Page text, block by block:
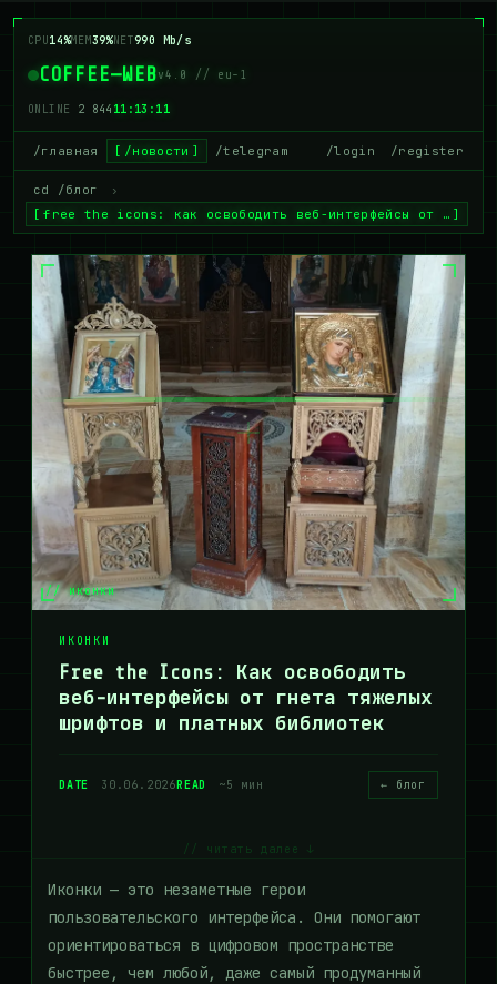
CPU21%MEM40%NET967 Mb/s
COFFEE—WEBv4.0 // eu-1
ONLINE 2 850 11:13:12
/главная /новости /telegram /login /register
cd /блог
›
free the icons: как освободить веб-интерфейсы от …
// иконки
ИКОНКИ
Free the Icons: Как освободить
веб-интерфейсы от гнета тяжелых
шрифтов и платных библиотек
DATE 30.06.2026READ ~5 мин ← блог
// читать далее ↓
Иконки — это незаметные герои
пользовательского интерфейса. Они помогают
ориентироваться в цифровом пространстве
быстрее, чем любой, даже самый продуманный